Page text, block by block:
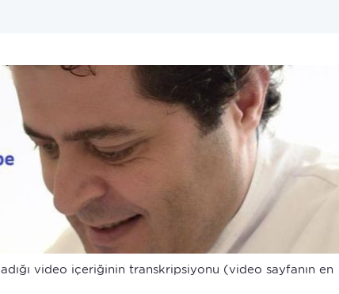
video içeriğinin transkripsiyonu (video sayfanın en